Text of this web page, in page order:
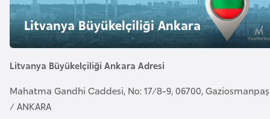
i
z
e
ş
l
ş
i
Litvanya Büyükelçiliği Ankara
Litvanya Büyükelçiliği Ankara Adresi
Mahatma Gandhi Caddesi, No: 17/8-9, 06700,
/ ANKARA
A
v
u
s
t
u
r